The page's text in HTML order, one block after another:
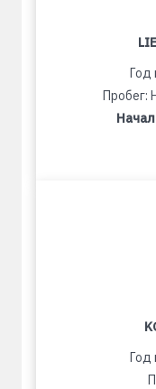
Год
Пробег:
Год